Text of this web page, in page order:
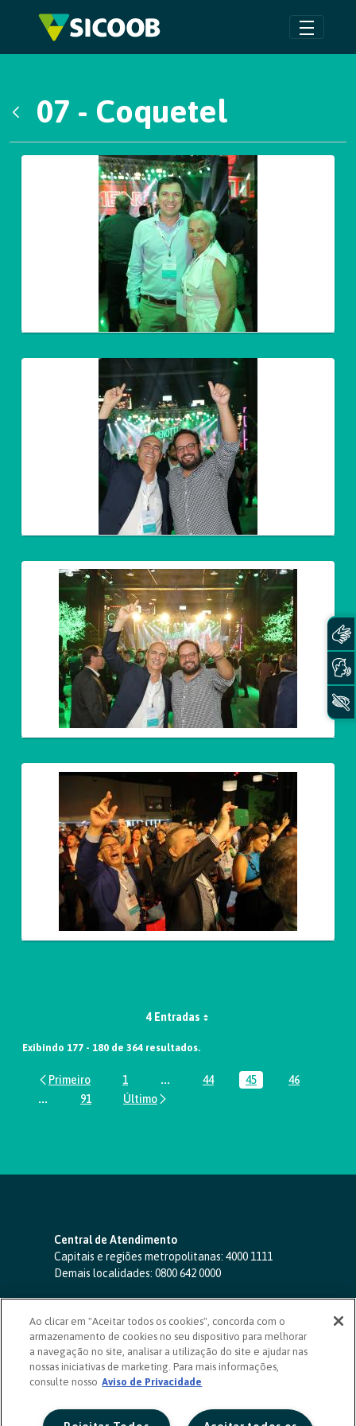
Pular para o Conteúdo principal
07 - Coquetel
Galeria de Mídias
4 Entradas
Exibindo 177 - 180 de 364 resultados.
Página
1 ...Páginas intermediárias Usar ABA
Página
44 Página
45 Página
46
...Páginas intermediárias Usar ABA para navegar.
Página
91
Central de Atendimento
Capitais e regiões metropolitanas: 4000 1111
Demais localidades: 0800 642 0000
SAC 24 horas-0800 724 4420
Ouvidoria
0800 725 0996
(de segunda a sexta, das 8h às 20h)
ouvidoriasicoob.com.br
Deficientes auditivos ou de fala
Ao clicar em "Aceitar todos os cookies", concorda com o
armazenamento de cookies no seu dispositivo para melhorar
a navegação no site, analisar a utilização do site e ajudar nas
nossas iniciativas de marketing. Para mais informações,
consulte nosso Aviso de Privacidade